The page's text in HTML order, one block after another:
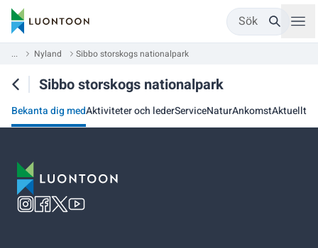
Sök
... Nyland Sibbo storskogs nationalpark
Sibbo storskogs nationalpark
Bekanta dig medAktiviteter och lederServiceNaturAnkomstAktuellt